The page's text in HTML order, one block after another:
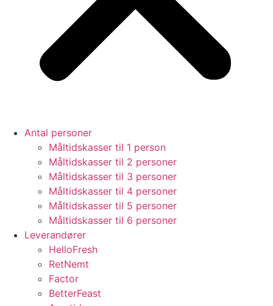
Antal personer
Måltidskasser til 1 person
Måltidskasser til 2 personer
Måltidskasser til 3 personer
Måltidskasser til 4 personer
Måltidskasser til 5 personer
Måltidskasser til 6 personer
Leverandører
HelloFresh
RetNemt
Factor
BetterFeast